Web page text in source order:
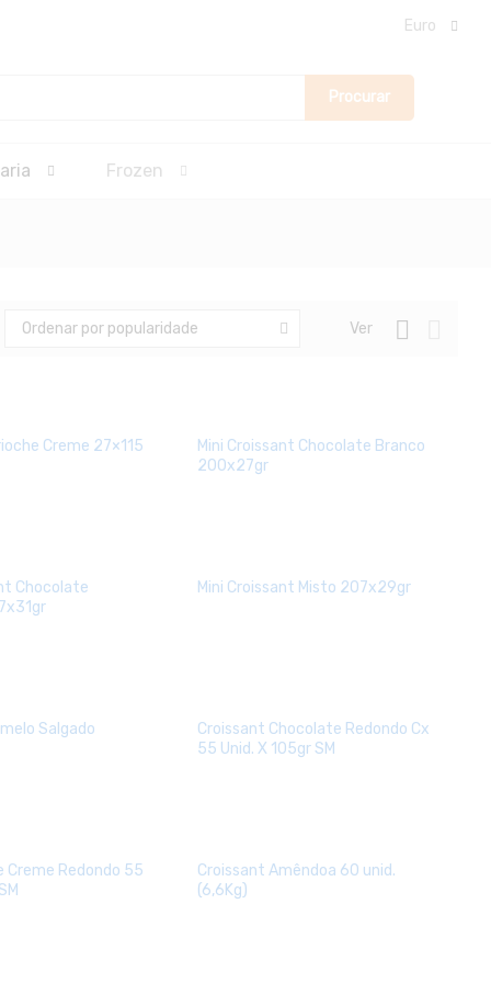
Euro
Procurar
Frozen
Ver
Ordenar por popularidade
Creme 27×115
Mini Croissant Chocolate Branco
200x27gr
Chocolate
Mini Croissant Misto 207x29gr
Salgado
Croissant Chocolate Redondo Cx
55 Unid. X 105gr SM
Creme Redondo 55
Croissant Amêndoa 60 unid.
(6,6Kg)